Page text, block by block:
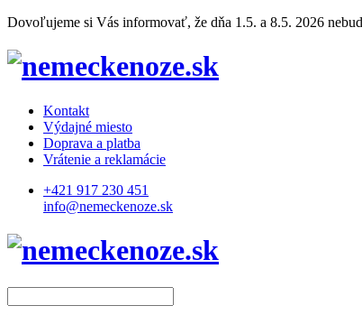
Dovoľujeme si Vás informovať, že dňa 1.5. a 8.5. 2026
Kontakt
Výdajné miesto
Doprava a platba
Vrátenie a reklamácie
+421 917 230 451
info@nemeckenoze.sk